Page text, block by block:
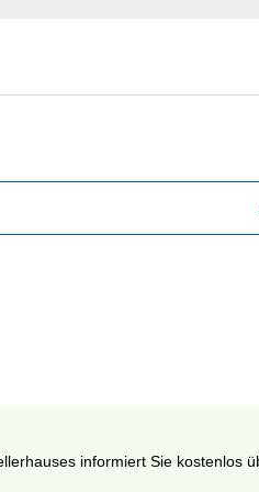
informiert Sie kostenlos